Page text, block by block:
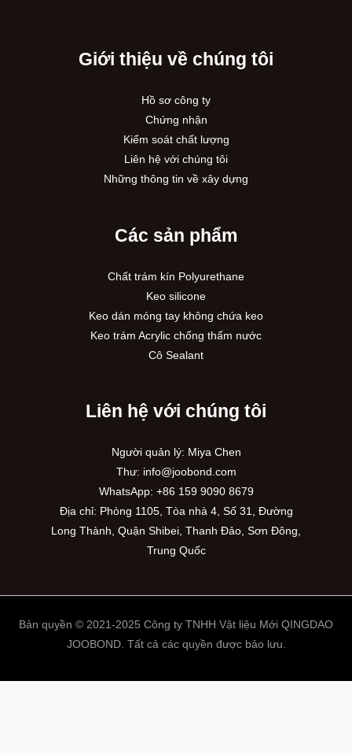
Giới thiệu về chúng tôi
Hồ sơ công ty
Chứng nhận
Kiểm soát chất lượng
Liên hệ với chúng tôi
Những thông tin về xây dựng
Các sản phẩm
Chất trám kín Polyurethane
Keo silicone
Keo dán móng tay không chứa keo
Keo trám Acrylic chống thấm nước
Cô Sealant
Liên hệ với chúng tôi
Người quản lý: Miya Chen
Thư: info@joobond.com
WhatsApp: +86 159 9090 8679
Địa chỉ: Phòng 1105, Tòa nhà 4, Số 31, Đường
Long Thành, Quận Shibei, Thanh Đảo, Sơn Đông,
Trung Quốc
Bản quyền © 2021-2025 Công ty TNHH Vật liệu Mới QINGDAO
JOOBOND. Tất cả các quyền được bảo lưu.